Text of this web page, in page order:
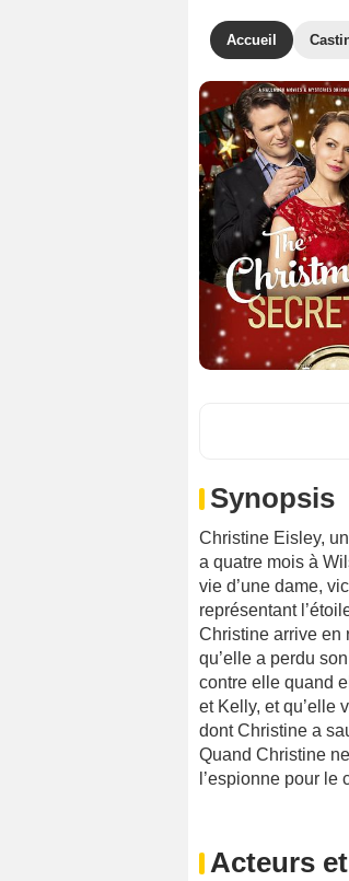
Accueil
Synopsis
Christine Eisley,
a quatre mois à
vie d’une dame,
représentant
Christine arrive en
qu’elle a perdu
contre elle quand
et Kelly, et qu’elle
dont Christine a
Quand Christine
l’espionne pour le
Acteurs